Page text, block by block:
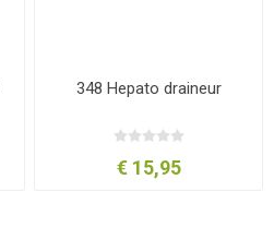
348 Hepato draineur
€ 15,95